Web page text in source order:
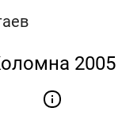
2005